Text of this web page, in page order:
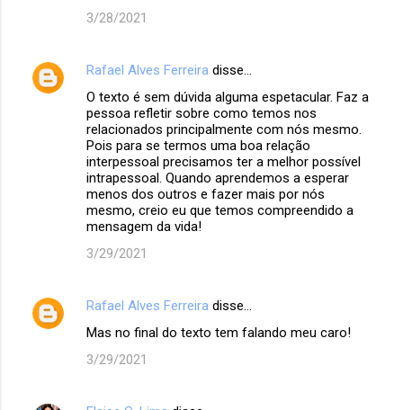
3/28/2021
Rafael Alves Ferreira disse…
O texto é sem dúvida alguma espetacular. Faz a
pessoa refletir sobre como temos nos
relacionados principalmente com nós mesmo.
Pois para se termos uma boa relação
interpessoal precisamos ter a melhor possível
intrapessoal. Quando aprendemos a esperar
menos dos outros e fazer mais por nós
mesmo, creio eu que temos compreendido a
mensagem da vida!
3/29/2021
Rafael Alves Ferreira disse…
Mas no final do texto tem falando meu caro!
3/29/2021